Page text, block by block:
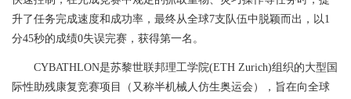
升了任务完成速度和成功率，最终从全球7支队伍中脱颖而出， 以1
分45秒的成绩0失误完赛， 获得第一名。
CYBATHLON是苏黎世联邦理工学院(ETH Zurich)组织的大型国
际性助残康复竞赛项目（又称半机械人仿生奥运会），旨在向全球